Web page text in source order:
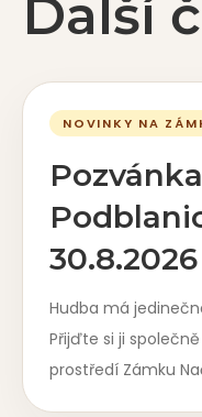
Další
NOVINKY NA
30.8.2026
Hudba má
Přijďte si ji
prostředí Zámku